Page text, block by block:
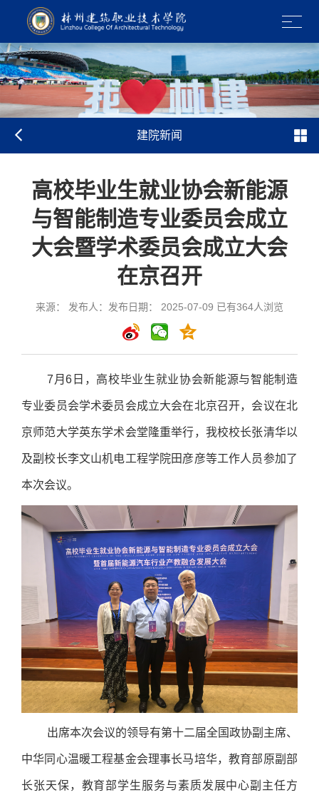
建院新闻
高校毕业生就业协会新能源
与智能制造专业委员会成立
大会暨学术委员会成立大会
在京召开
来源： 发布人：发布日期： 2025-07-09 已有364人浏览
7月6日，高校毕业生就业协会新能源与智能制造
专业委员会学术委员会成立大会在北京召开，会议在北
京师范大学英东学术会堂隆重举行，我校校长张清华以
及副校长李文山机电工程学院田彦彦等工作人员参加了
本次会议。
出席本次会议的领导有第十二届全国政协副主席、
中华同心温暖工程基金会理事长马培华，教育部原副部
长张天保，教育部学生服务与素质发展中心副主任方